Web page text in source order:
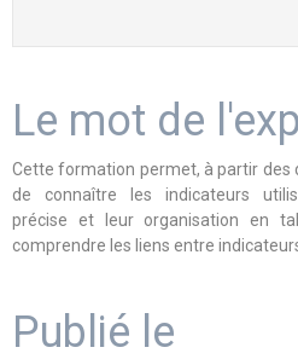
Le mot de
Cette formation permet, à partir des
de connaître les indicateurs
précise et leur organisation en
comprendre les liens entre
Publié le